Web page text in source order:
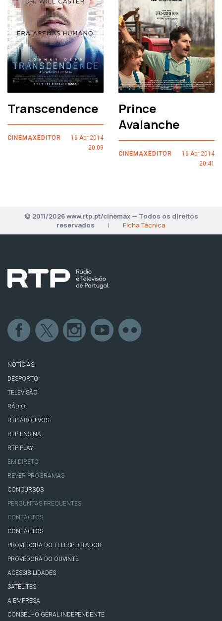
Transcendence
CINEMAXEDITOR
16 Abr 2014
20:09
Prince
Avalanche
CINEMAXEDITOR
16 Abr 2014
20:41
© 2011/2026 www.rtp.pt/cinemax — Todos os direitos
reservados
| Ficha Técnica
NOTÍCIAS
DESPORTO
TELEVISÃO
RÁDIO
RTP ARQUIVOS
RTP ENSINA
RTP PLAY
EM DIRETO
REVER PROGRAMAS
CONCURSOS
PERGUNTAS FREQUENTES
CONTACTOS
CONTACTOS
PROVEDORA DO TELESPECTADOR
PROVEDORA DO OUVINTE
ACESSIBILIDADES
SATÉLITES
A EMPRESA
CONSELHO GERAL INDEPENDENTE